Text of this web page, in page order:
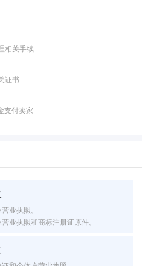
相关手续
证书
支付卖家
业执照。
业执照和商标注册证原件。